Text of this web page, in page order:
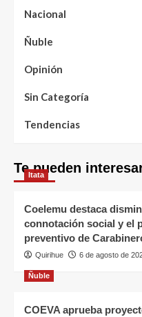
Nacional
Ñuble
Opinión
Sin Categoría
Tendencias
Te pueden
Itata
Coelemu destaca
connotación social y el
preventivo de
Quirihue 6 de agosto de
Ñuble
COEVA aprueba